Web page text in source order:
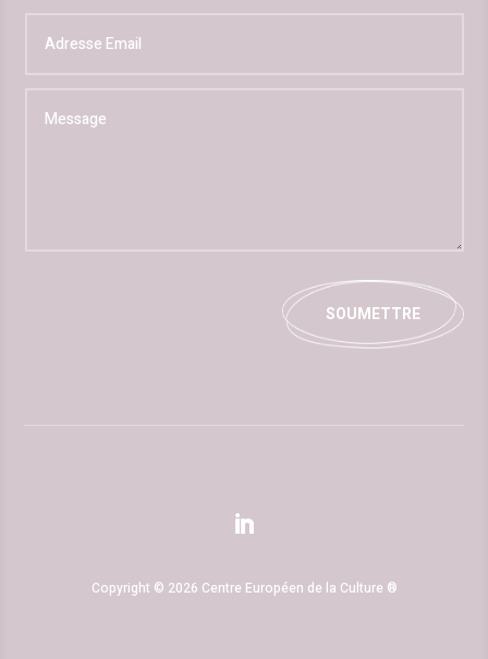
SOUMETTRE
Copyright © 2026 Centre Européen de la Culture ®